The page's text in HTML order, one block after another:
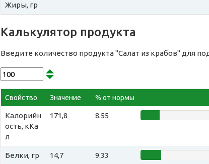
Жиры, гр
Калькулятор продукта
Введите количество продукта "Салат из крабов" для
Свойство Значение % от нормы
Калорийн
ость, кКа
л
171,8 8.55
Белки, гр 14,7 9.33